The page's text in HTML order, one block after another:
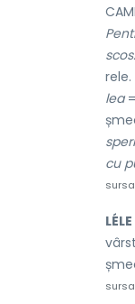
scos.
rele.
lea
cu
LÉLE